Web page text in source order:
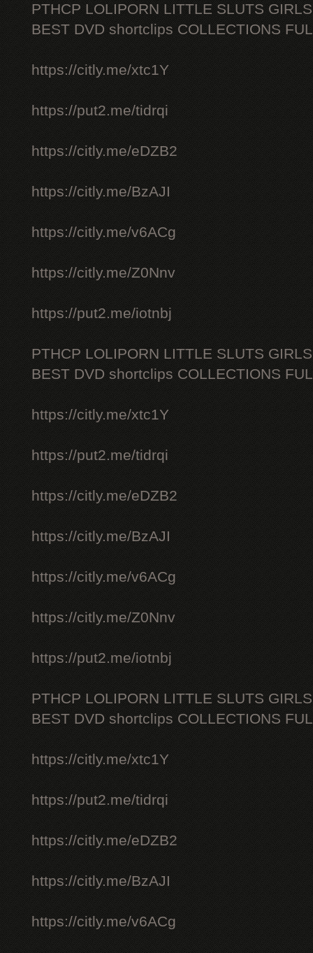
PTHCP LOLIPORN LITTLE SLUTS
BEST DVD shortclips COLLECTIONS
https://citly.me/xtc1Y
https://put2.me/tidrqi
https://citly.me/eDZB2
https://citly.me/BzAJI
https://citly.me/v6ACg
https://citly.me/Z0Nnv
https://put2.me/iotnbj
PTHCP LOLIPORN LITTLE SLUTS
BEST DVD shortclips COLLECTIONS
https://citly.me/xtc1Y
https://put2.me/tidrqi
https://citly.me/eDZB2
https://citly.me/BzAJI
https://citly.me/v6ACg
https://citly.me/Z0Nnv
https://put2.me/iotnbj
PTHCP LOLIPORN LITTLE SLUTS
BEST DVD shortclips COLLECTIONS
https://citly.me/xtc1Y
https://put2.me/tidrqi
https://citly.me/eDZB2
https://citly.me/BzAJI
https://citly.me/v6ACg